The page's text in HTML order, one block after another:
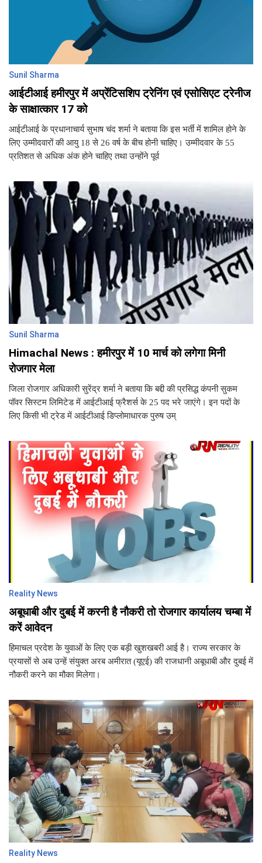
Sunil Sharma
आईटीआई हमीरपुर में अप्रेंटिसशिप ट्रेनिंग एवं एसोसिएट ट्रेनीज
के साक्षात्कार 17 को
आईटीआई के प्रधानाचार्य सुभाष चंद शर्मा ने बताया कि इस भर्ती में शामिल होने के
लिए उम्मीदवारों की आयु 18 से 26 वर्ष के बीच होनी चाहिए। उम्मीदवार के 55
प्रतिशत से अधिक अंक होने चाहिए तथा उन्होंने पूर्व
Sunil Sharma
Himachal News : हमीरपुर में 10 मार्च को लगेगा मिनी
रोजगार मेला
जिला रोजगार अधिकारी सुरेंद्र शर्मा ने बताया कि बद्दी की प्रसिद्ध कंपनी सुकम
पॉवर सिस्टम लिमिटेड में आईटीआई फ्रैशर्स के 25 पद भरे जाएंगे। इन पदों के
लिए किसी भी ट्रेड में आईटीआई डिप्लोमाधारक पुरुष उम्
Reality News
अबूधाबी और दुबई में करनी है नौकरी तो रोजगार कार्यालय चम्बा में
करें आवेदन
हिमाचल प्रदेश के युवाओं के लिए एक बड़ी खुशखबरी आई है। राज्य सरकार के
प्रयासों से अब उन्हें संयुक्त अरब अमीरात (यूएई) की राजधानी अबूधाबी और दुबई में
नौकरी करने का मौका मिलेगा।
Reality News